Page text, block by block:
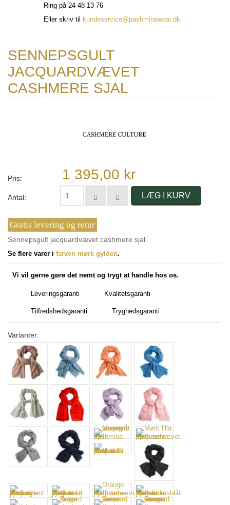
Ring på 24 48 13 76
Eller skriv til
kundeservice@pashminawear.dk
SENNEPSGULT
JACQUARDVÆVET
CASHMERE SJAL
Pris: 1 395,00 kr
Antal: LÆG I KURV
Gratis levering og retur
Sennepsgult jacquardvævet cashmere sjal.
Se flere varer i farven mørk gylden.
Vi vil gerne gøre det nemt og trygt at handle hos os.
Leveringsgaranti Kvalitetsgaranti
Tilfredshedsgaranti Tryghedsgaranti
Varianter: